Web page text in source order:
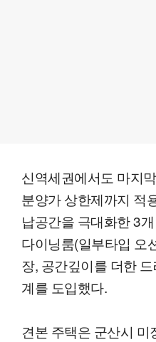
신역세권에서도 마지
분양가 상한제까지 적
납공간을 극대화한 3
다이닝룸(일부타입 오
장, 공간깊이를 더한
계를 도입했다.
견본 주택은 군산시